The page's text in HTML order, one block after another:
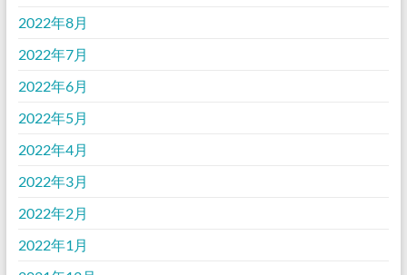
2022年8月
2022年7月
2022年6月
2022年5月
2022年4月
2022年3月
2022年2月
2022年1月